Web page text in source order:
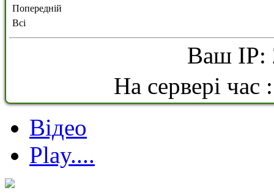
Попередній
Всі
Ваш IP:
На сервері
Відео
Play....